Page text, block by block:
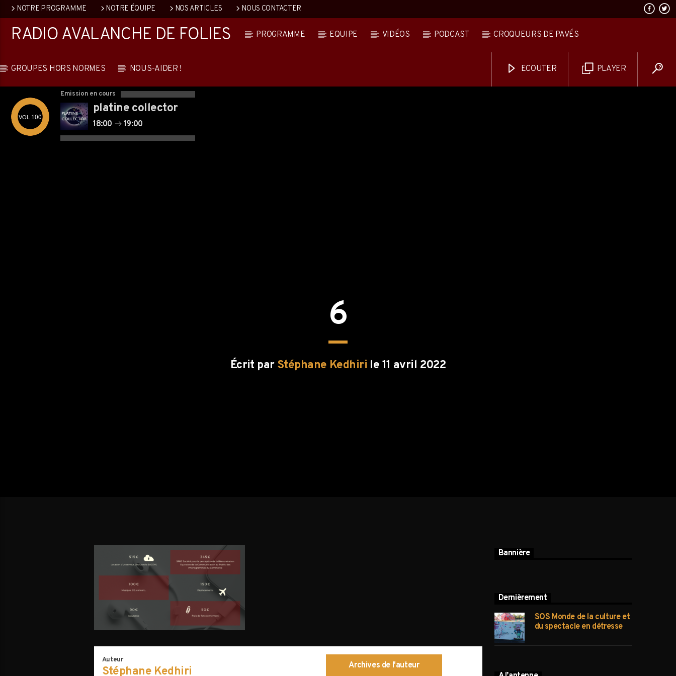
NOTRE PROGRAMME NOTRE ÉQUIPE NOS ARTICLES NOUS CONTACTER
RADIO AVALANCHE DE FOLIES PROGRAMME EQUIPE VIDÉOS PODCAST CROQUEURS DE PAVÉS
GROUPES HORS NORMES NOUS-AIDER ! PLAYER
ECOUTER
100
Emission en cours
platine collector
18:00 19:00
6
Écrit par Stéphane Kedhiri le 11 avril 2022
Auteur
Stéphane Kedhiri Archives de l'auteur
Bannière
Dernièrement
SOS Monde de la culture et
du spectacle en détresse